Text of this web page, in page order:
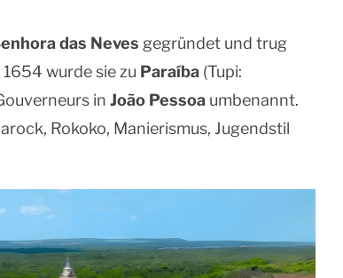
das Neves gegründet und trug
1654 wurde sie zu Paraíba(Tupi:
in João Pessoaumbenannt.
Rokoko, Manierismus, Jugendstil